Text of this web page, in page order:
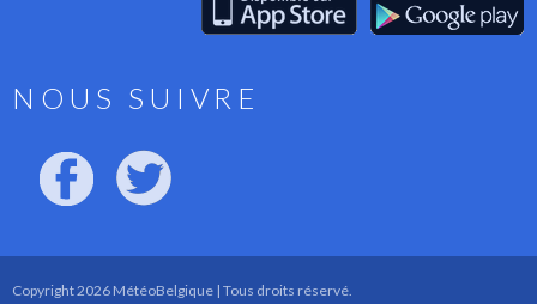
NOUS SUIVRE
Copyright 2026 MétéoBelgique | Tous droits réservé.